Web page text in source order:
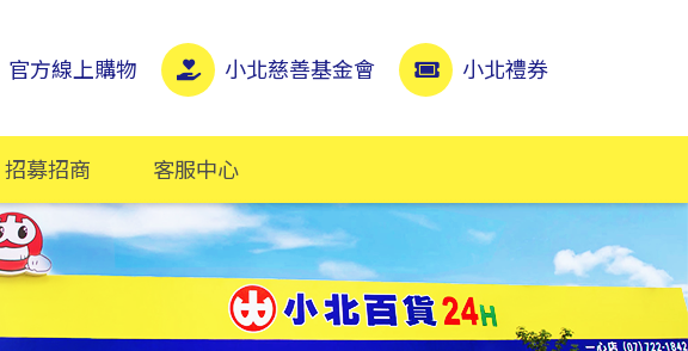
官方線上購物 小北慈善基金會 小北禮券
招募招商 客服中心